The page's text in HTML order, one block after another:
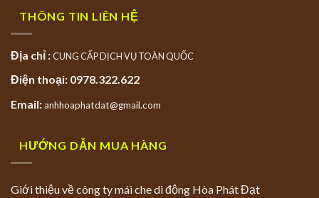
THÔNG TIN LIÊN HỆ
Địa chỉ :CUNG CẤP DỊCH VỤ TOÀN QUỐC
Điện thoại: 0978.322.622
Email:anhhoaphatdat@gmail.com
HƯỚNG DẪN MUA HÀNG
Giới thiệu về công ty mái che di động Hòa Phát Đạt